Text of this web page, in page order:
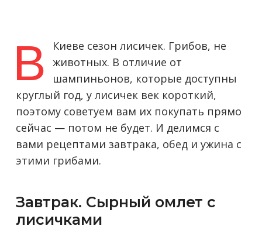
В
Киеве сезон лисичек. Грибов, не
животных. В отличие от
шампиньонов, которые доступны
круглый год, у лисичек век короткий,
поэтому советуем вам их покупать прямо
сейчас — потом не будет. И делимся с
вами рецептами завтрака, обед и ужина с
этими грибами.
Завтрак. Сырный омлет с
лисичками